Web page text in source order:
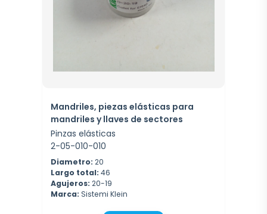
Mandriles, piezas elásticas para
mandriles y llaves de sectores
Pinzas elásticas
2-05-010-010
Diametro: 20
Largo total: 46
Agujeros: 20-19
Marca: Sistemi Klein